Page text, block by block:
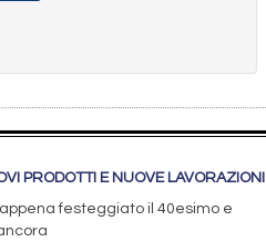
PRODOTTI E NUOVE LAVORAZIONI
festeggiato il 40esimo e